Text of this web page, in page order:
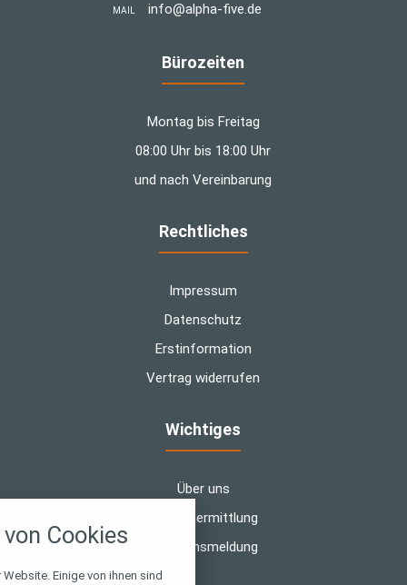
MAIL info@alpha-five.de
Bürozeiten
Montag bis Freitag
08:00 Uhr bis 18:00 Uhr
und nach Vereinbarung
Rechtliches
Impressum
Datenschutz
Erstinformation
Vertrag widerrufen
Wichtiges
Über uns
Bedarfsermittlung
Schadensmeldung
Cookies
Einige von ihnen sind
alle verwendeten Cookies und
zu blockieren.